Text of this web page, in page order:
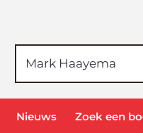
Nieuws Zoek een